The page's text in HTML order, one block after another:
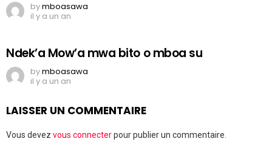
bymboasawa
il y a un an
Ndek’a Mow’a mwa bito o mboa su
bymboasawa
il y a un an
LAISSER UN COMMENTAIRE
Vous devez vous connecterpour publier un commentaire.